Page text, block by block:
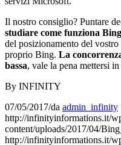
Il nostro consiglio? Puntare
studiare come funziona
del posizionamento del
proprio Bing. La
bassa, vale la pena mettersi
By INFINITY
07/05/2017/da admin_infinity
http://infinityinformations.it/
content/uploads/2017/04/
http://infinityinformations.it/